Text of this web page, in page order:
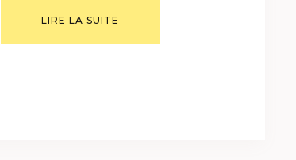
LIRE LA SUITE